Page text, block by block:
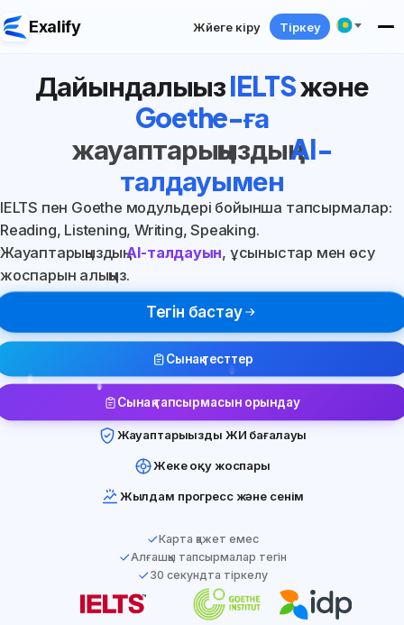
Exalify Жүйеге кіру Тіркеу
ДайындалыңызIELTSжәне
Goethe-ға
жауаптарыңыздыңAI-
талдауымен
IELTS пен Goethe модульдері бойынша тапсырмалар:
Reading, Listening, Writing, Speaking.
ЖауаптарыңыздыңAI-талдауын, ұсыныстар мен өсу
жоспарын алыңыз.
Тегін бастау
Сынақ тесттер
Сынақ тапсырмасын орындау
Жауаптарыңызды ЖИ бағалауы
Жеке оқу жоспары
Жылдам прогресс және сенім
Карта қажет емес
Алғашқы тапсырмалар тегін
30 секундта тіркелу
IELTS Goethe-Zertifikat
IDP